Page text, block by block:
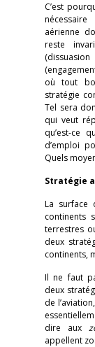
C’est
aérienne
reste
où tout
stratégie
Tel sera
qui veut
qu’est-ce
d’emploi
Quels
Stratégie
La surface
continents
terrestres
deux
continents,
Il ne faut
deux
de
dire aux
appellent